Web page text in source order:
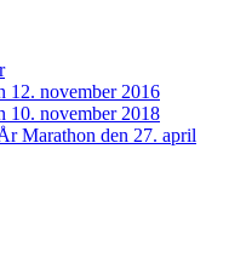
12. november 2016
10. november 2018
Marathon den 27. april